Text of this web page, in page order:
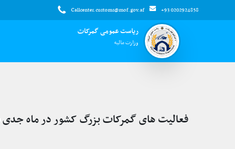
Callcenter.customs@mof.gov.af +93 0202924858
ریاست عمومی گمرکات
وزارت مالیه
فعالیت های گمرکات بزرگ کشور در ماه